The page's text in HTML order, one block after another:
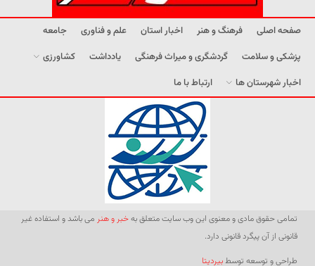
صفحه اصلی فرهنگ و هنر اخبار استان علم و فناوری
جامعه
پزشکی و سلامت
گردشگری و میراث فرهنگی یادداشت
کشاورزی
اخبار شهرستان ها
ارتباط با ما
تمامی حقوق مادی و معنوی این وب سایت متعلق بهخبر و هنر می باشد و استفاده غیر
قانونی از آن پیگرد قانونی دارد.
طراحی و توسعه توسطبیردیتا